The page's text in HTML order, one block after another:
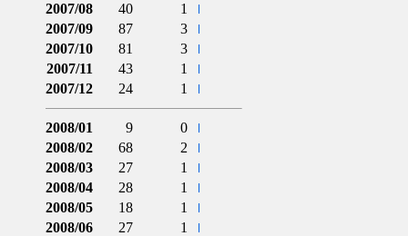
2007/08
40
1
2007/09
87
3
2007/10
81
3
2007/11
43
1
2007/12
24 1
2008/01 9
0
2008/02
68
2
2008/03
27
1
2008/04
28
1
2008/05
18
1
2008/06
27
1